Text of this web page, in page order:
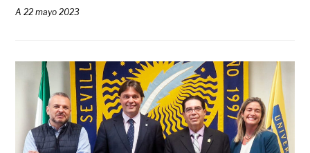
A22 mayo 2023